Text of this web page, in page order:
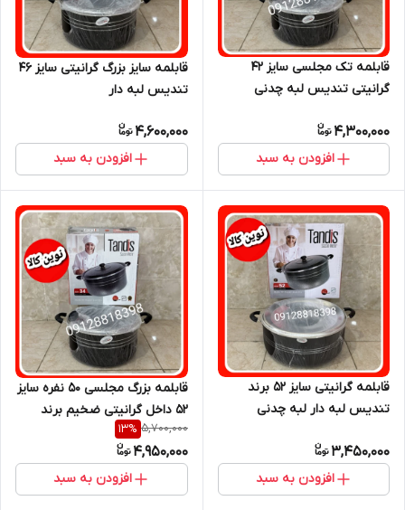
قابلمه تک مجلسی سایز ۴۲
گرانیتی تندیس لبه چدنی
4,300,000
افزودن به سبد
قابلمه سایز بزرگ گرانیتی سایز ۴۶
تندیس لبه دار
4,600,000
افزودن به سبد
قابلمه گرانیتی سایز ۵۲ برند
تندیس لبه دار لبه چدنی
3,450,000
افزودن به سبد
قابلمه بزرگ مجلسی ۵۰ نفره سایز
۵۲ داخل گرانیتی ضخیم برند
تندیس
5,700,000
13%
4,950,000
افزودن به سبد